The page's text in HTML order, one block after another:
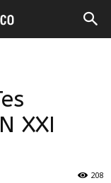
XXI
208